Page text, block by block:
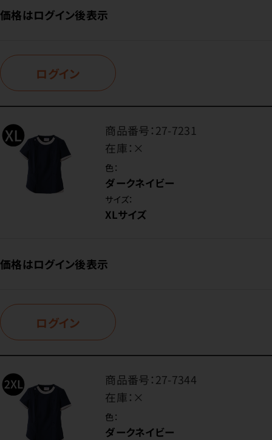
価格はログイン後表示
ログイン
商品番号：27-7231
在庫： ×
色：
ダークネイビー
サイズ：
XLサイズ
価格はログイン後表示
ログイン
商品番号：27-7344
在庫： ×
色：
ダークネイビー